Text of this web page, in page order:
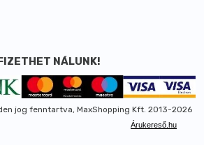
NÁLUNK!
jog fenntartva, MaxShopping Kft. 2013-2026
Árukereső.hu